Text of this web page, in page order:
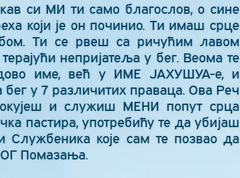
си МИ ти само благослов, о сине
који је он починио. Ти имаш срце
Ти се рвеш са ричућим лавом
непријатеља у бег. Веома те
име, већ у ИМЕ ЈАХУШУА-е, и
у 7 различитих праваца. Ова Реч
и служиш МЕНИ попут срца
пастира, употребићу те да убијаш
Службеника које сам те позвао да
Помазања.